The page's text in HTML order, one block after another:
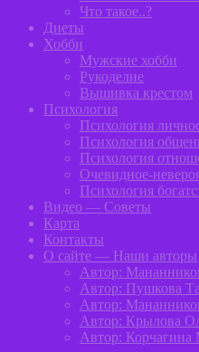
Что такое..?
Диеты
Хобби
Мужские хобби
Рукоделие
Вышивка крестом
Психология
Психология
Психология
Психология
Очевидное-
Психология
Видео — Советы
Карта
Контакты
О сайте — Наши авторы
Автор:
Автор: Пушкова
Автор:
Автор: Крылова
Автор: Корчагина